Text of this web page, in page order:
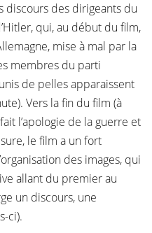
discours des dirigeants du
qui, au début du film,
mise à mal par la
membres du parti
de pelles apparaissent
Vers la fin du film (à
l’apologie de la guerre et
le film a un fort
des images, qui
allant du premier au
un discours, une
ci).